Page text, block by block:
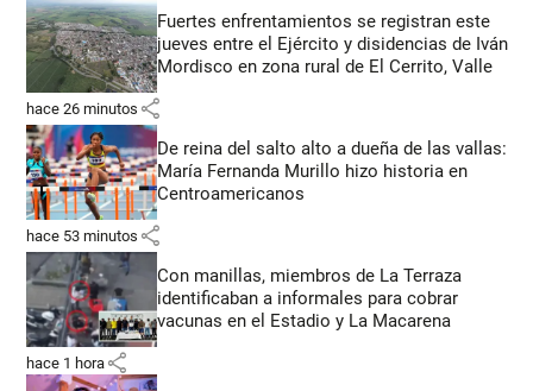
Fuertes enfrentamientos se registran este
jueves entre el Ejército y disidencias de Iván
Mordisco en zona rural de El Cerrito, Valle
hace 26 minutos share
De reina del salto alto a dueña de las vallas:
María Fernanda Murillo hizo historia en
Centroamericanos
hace 53 minutos share
Con manillas, miembros de La Terraza
identificaban a informales para cobrar
vacunas en el Estadio y La Macarena
hace 1 hora share